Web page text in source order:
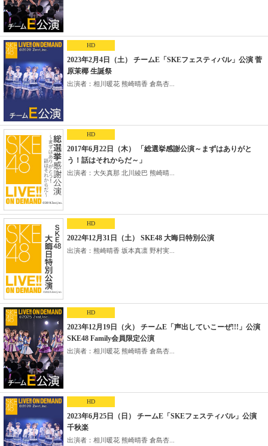
HD
2023年2月4日（土） チームE「SKEフェスティバル」公演 菅
原茉椰 生誕祭
出演者：相川暖花 熊崎晴香 倉島杏...
HD
2017年6月22日（木） 「総選挙感謝公演～まずはありがと
う！話はそれからだ～」
出演者：大矢真那 北川綾巴 熊崎晴...
HD
2022年12月31日（土） SKE48 大晦日特別公演
出演者：熊崎晴香 坂本真凛 野村実...
HD
2023年12月19日（火） チームE「声出していこーぜ!!!」公演
SKE48 Family会員限定公演
出演者：相川暖花 熊崎晴香 倉島杏...
HD
2023年6月25日（日） チームE「SKEフェスティバル」公演
千秋楽
出演者：相川暖花 熊崎晴香 倉島杏...